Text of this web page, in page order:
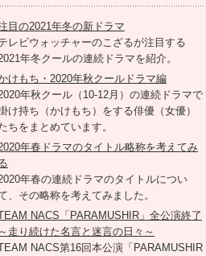
目の2021年冬の新ドラマ
レビウォッチャーのこざるが注目する
年冬クールの連続ドラマを紹介。
けもち・2020年秋クールドラマ編
年秋クール（10-12月）の連続ドラマで
け持ち（かけもち）をする俳優（女優）
ちをまとめています。
年春ドラマのタイトル略称を考えてみ
年春の連続ドラマのタイトルについ
、その略称を考えてみました。
NACS「PARAMUSHIR」全公演終了
～走り続けた名言と迷言の日々～
NACS第16回本公演「PARAMUSHIR